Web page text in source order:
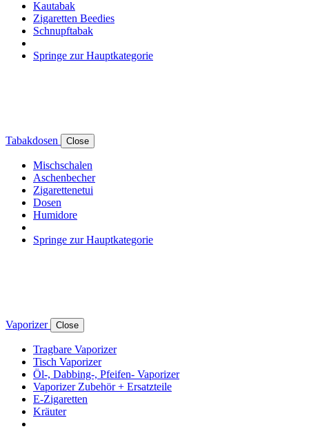
Kautabak
Zigaretten Beedies
Schnupftabak
Springe zur Hauptkategorie
Tabakdosen Close
Mischschalen
Aschenbecher
Zigarettenetui
Dosen
Humidore
Springe zur Hauptkategorie
Vaporizer Close
Tragbare Vaporizer
Tisch Vaporizer
Öl-, Dabbing-, Pfeifen- Vaporizer
Vaporizer Zubehör + Ersatzteile
E-Zigaretten
Kräuter